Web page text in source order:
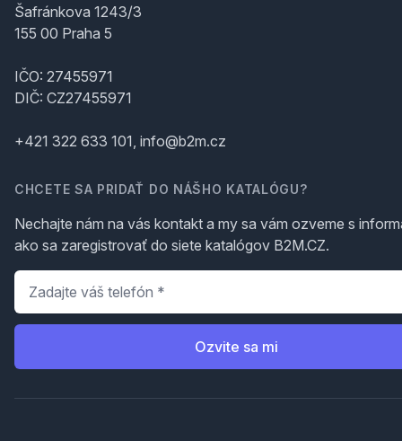
Šafránkova 1243/3
155 00 Praha 5
IČO: 27455971
DIČ: CZ27455971
+421 322 633 101, info@b2m.cz
CHCETE SA PRIDAŤ DO NÁŠHO KATALÓGU?
Nechajte nám na vás kontakt a my sa vám ozveme s
ako sa zaregistrovať do siete katalógov B2M.CZ.
Telefón
Ozvite sa mi